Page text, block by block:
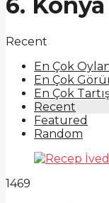
6.
Recent
En Çok
En Çok
En Çok
Recent
Featured
Random
1469